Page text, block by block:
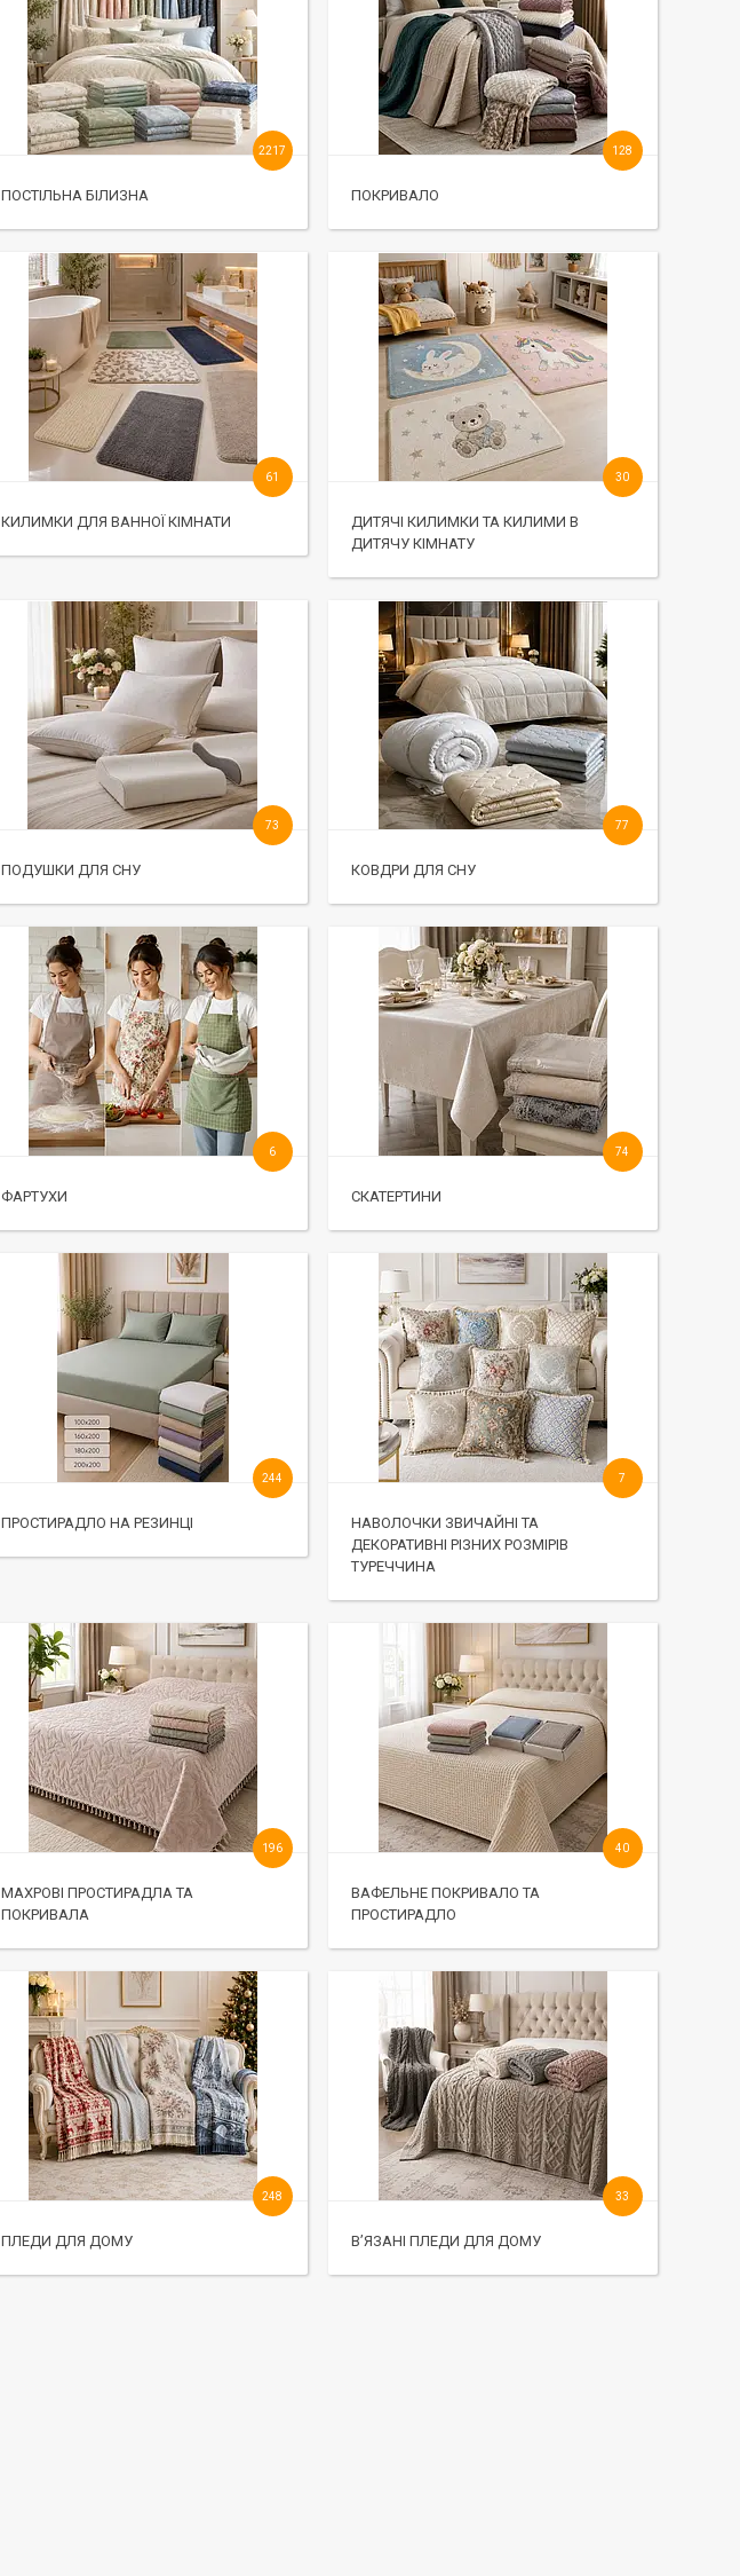
ПОСТІЛЬНА БІЛИЗНА
2217
ПОКРИВАЛО
128
КИЛИМКИ ДЛЯ ВАННОЇ КІМНАТИ
61
ДИТЯЧІ КИЛИМКИ ТА КИЛИМИ В
ДИТЯЧУ КІМНАТУ
30
ПОДУШКИ ДЛЯ СНУ
73
КОВДРИ ДЛЯ СНУ
77
ФАРТУХИ
6
СКАТЕРТИНИ
74
ПРОСТИРАДЛО НА РЕЗИНЦІ
244
НАВОЛОЧКИ ЗВИЧАЙНІ ТА
ДЕКОРАТИВНІ РІЗНИХ РОЗМІРІВ
ТУРЕЧЧИНА
7
МАХРОВІ ПРОСТИРАДЛА ТА
ПОКРИВАЛА
196
ВАФЕЛЬНЕ ПОКРИВАЛО ТА
ПРОСТИРАДЛО
40
ПЛЕДИ ДЛЯ ДОМУ
248
В’ЯЗАНІ ПЛЕДИ ДЛЯ ДОМУ
33